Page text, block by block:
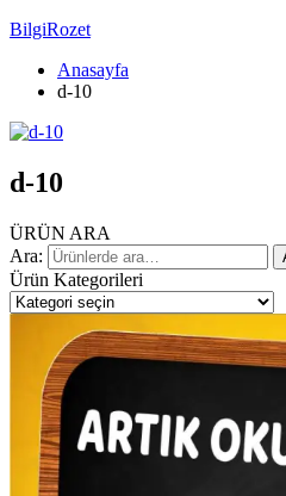
BilgiRozet
Anasayfa
d-10
d-10
ÜRÜN ARA
Ara:
Ürün Kategorileri